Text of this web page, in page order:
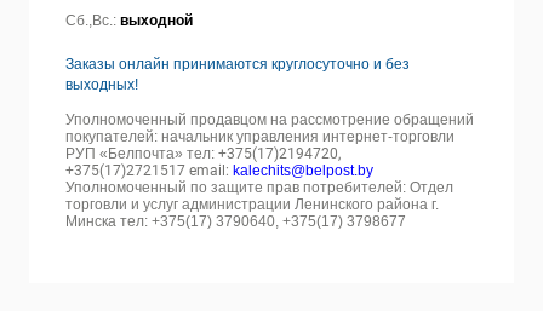
Сб.,Вс.: выходной
Заказы онлайн принимаются круглосуточно и без
выходных!
Уполномоченный продавцом на рассмотрение обращений
покупателей: начальник управления интернет-торговли
РУП «Белпочта» тел: +375(17)2194720,
+375(17)2721517 email: kalechits@belpost.by
Уполномоченный по защите прав потребителей: Отдел
торговли и услуг администрации Ленинского района г.
Минска тел: +375(17) 3790640, +375(17) 3798677